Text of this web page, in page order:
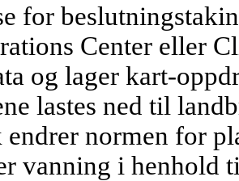
for
Center eller
og lager kart-
lastes ned til
endrer normen for
vanning i henhold